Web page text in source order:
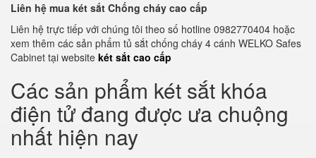
Liên hệ mua két sắt Chống cháy cao cấp
Liên hệ trực tiếp với chúng tôi theo số hotline 0982770404 hoặc
xem thêm các sản phẩm tủ sắt chống cháy 4 cánh WELKO Safes
Cabinet tại website két sắt cao cấp
Các sản phẩm két sắt khóa
điện tử đang được ưa chuộng
nhất hiện nay